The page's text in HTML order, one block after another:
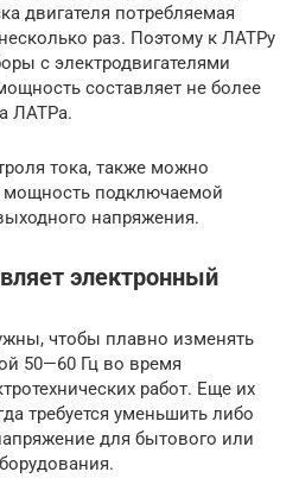
двигателя потребляемая
раз. Поэтому к ЛАТРу
с электродвигателями
составляет не более
ЛАТРа.
тока, также можно
мощность подключаемой
напряжения.
электронный
чтобы плавно изменять
50—60 Гц во время
работ. Еще их
требуется уменьшить либо
для бытового или